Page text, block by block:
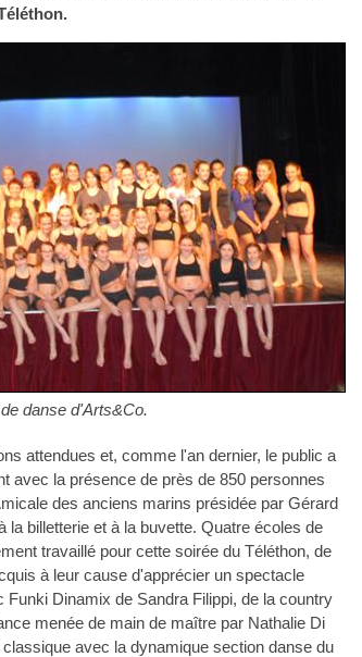
danse d'Arts&Co.
attendues et, comme l'an dernier, le public a
avec la présence de près de 850 personnes
des anciens marins présidée par Gérard
la billetterie et à la buvette. Quatre écoles de
travaillé pour cette soirée du Téléthon, de
à leur cause d'apprécier un spectacle
Dinamix de Sandra Filippi, de la country
menée de main de maître par Nathalie Di
avec la dynamique section danse du